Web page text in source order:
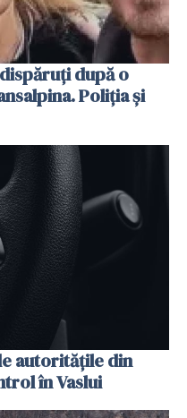
după o
Poliția și
autoritățile din
în Vaslui